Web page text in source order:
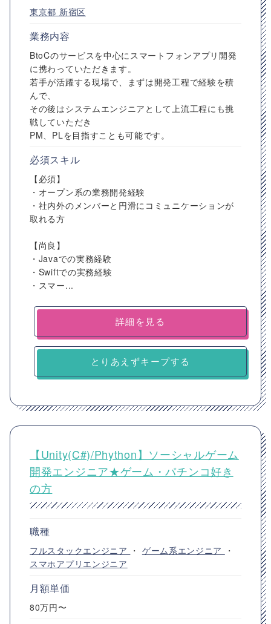
東京都 新宿区
業務内容
BtoCのサービスを中心にスマートフォンアプリ開発
に携わっていただきます。
若手が活躍する現場で、まずは開発工程で経験を積
んで、
その後はシステムエンジニアとして上流工程にも挑
戦していただき
PM、PLを目指すことも可能です。
必須スキル
【必須】
・オープン系の業務開発経験
・社内外のメンバーと円滑にコミュニケーションが
取れる方
【尚良】
・Javaでの実務経験
・Swiftでの実務経験
・スマー...
詳細を見る
とりあえずキープする
【Unity(C#)/Phython】ソーシャルゲーム
開発エンジニア★ゲーム・パチンコ好き
の方
職種
フルスタックエンジニア ・ ゲーム系エンジニア
・
スマホアプリエンジニア
月額単価
80万円〜